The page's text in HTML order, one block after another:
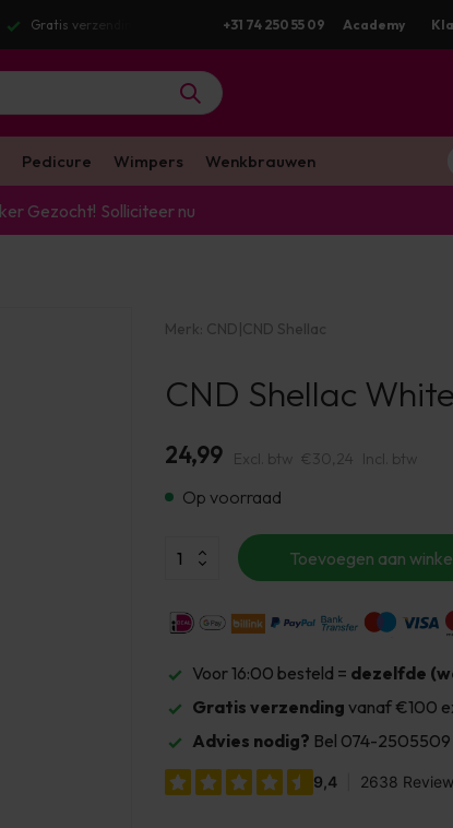
besteld? Dezelfde werkdag verstuurd+31 74 250 55 09 Academy
Pedicure Wimpers Wenkbrauwen
Gezocht! Solliciteer nu
Merk: CND|CND Shellac
CND Shellac
24,99 Excl. btw €30,24 Incl. btw
Op voorraad
Toevoegen aan
Voor 16:00 besteld = dezelfde
Gratis verzending vanaf €100
Advies nodig? Bel 074-